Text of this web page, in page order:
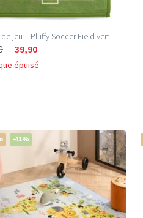
jeu – Pluffy Soccer Field vert
39,90
épuisé
-41%